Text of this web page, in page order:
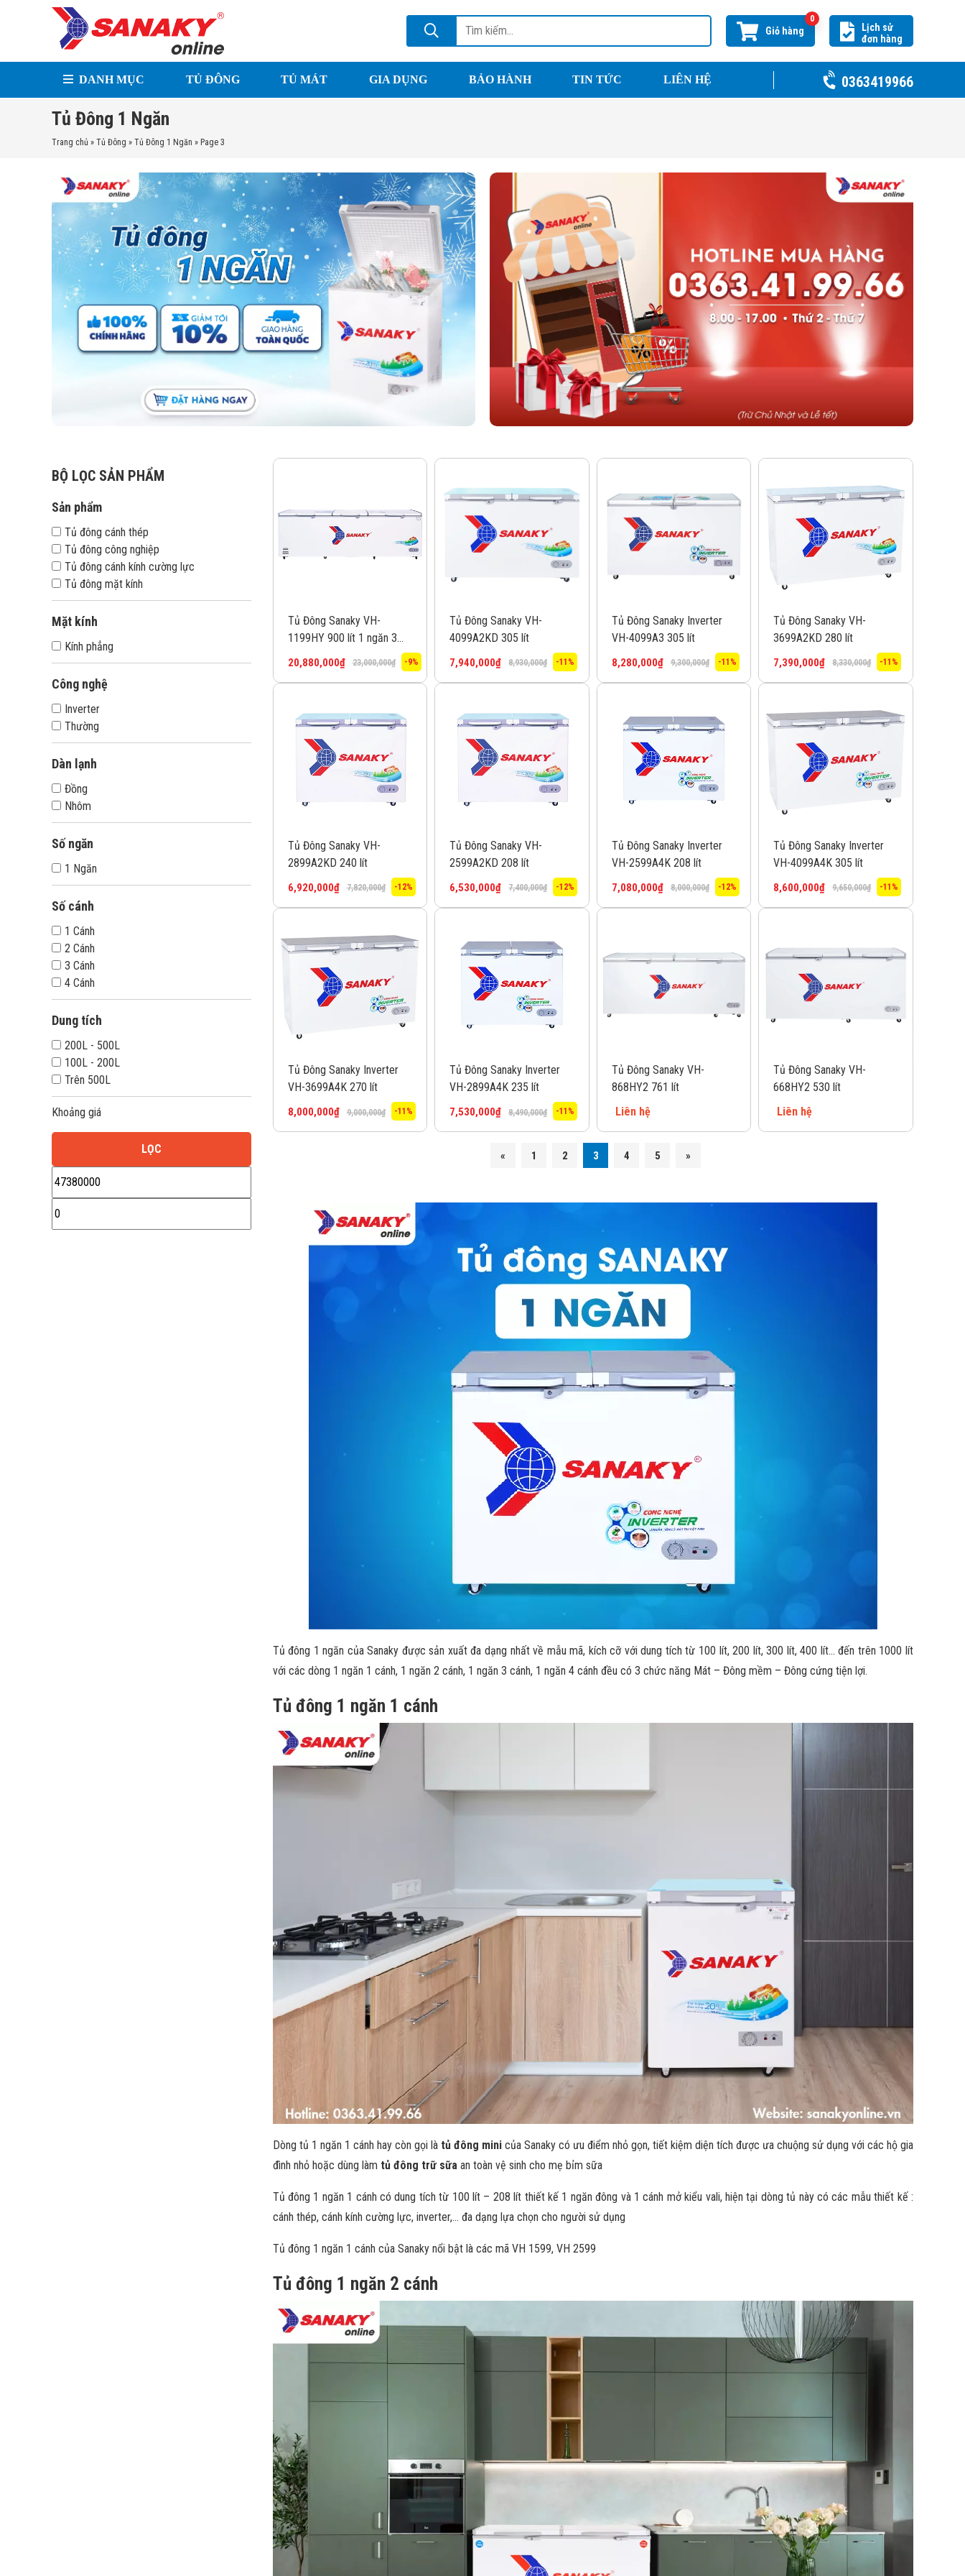
Giỏ hàng
0
Lịch sử
đơn hàng
DANH MỤC TỦ ĐÔNG TỦ MÁT GIA DỤNG BẢO HÀNH TIN TỨC LIÊN HỆ 0363419966
Tủ Đông 1 Ngăn
Trang chủ » Tủ Đông » Tủ Đông 1 Ngăn » Page 3
BỘ LỌC SẢN PHẨM
Sản phẩm
Tủ đông cánh thép
Tủ đông công nghiệp
Tủ đông cánh kính cường lực
Tủ đông mặt kính
Mặt kính
Kính phẳng
Công nghệ
Inverter
Thường
Dàn lạnh
Đồng
Nhôm
Số ngăn
1 Ngăn
Số cánh
1 Cánh
2 Cánh
3 Cánh
4 Cánh
Dung tích
200L - 500L
100L - 200L
Trên 500L
Khoảng giá
thấp
cao
LỌC
Tủ Đông Sanaky VH-
1199HY 900 lít 1 ngăn 3
cánh
23,000,000₫
20,880,000₫ -9%
Tủ Đông Sanaky VH-
4099A2KD 305 lít
8,930,000₫
7,940,000₫ -11%
Tủ Đông Sanaky Inverter
VH-4099A3 305 lít
9,300,000₫
8,280,000₫ -11%
Tủ Đông Sanaky VH-
3699A2KD 280 lít
8,330,000₫
7,390,000₫ -11%
Tủ Đông Sanaky VH-
2899A2KD 240 lít
7,820,000₫
6,920,000₫ -12%
Tủ Đông Sanaky VH-
2599A2KD 208 lít
7,400,000₫
6,530,000₫ -12%
Tủ Đông Sanaky Inverter
VH-2599A4K 208 lít
8,000,000₫
7,080,000₫ -12%
Tủ Đông Sanaky Inverter
VH-4099A4K 305 lít
9,650,000₫
8,600,000₫ -11%
Tủ Đông Sanaky Inverter
VH-3699A4K 270 lít
9,000,000₫
8,000,000₫ -11%
Tủ Đông Sanaky Inverter
VH-2899A4K 235 lít
8,490,000₫
7,530,000₫ -11%
Tủ Đông Sanaky VH-
868HY2 761 lít
Liên hệ
Tủ Đông Sanaky VH-
668HY2 530 lít
Liên hệ
« 1 2 3 4 5 »
Tủ đông 1 ngăn của Sanaky được sản xuất đa dạng nhất về mẫu mã, kích cỡ với dung tích từ 100 lít, 200 lít, 300 lít, 400 lít… đến trên 1000 lít
với các dòng 1 ngăn 1 cánh, 1 ngăn 2 cánh, 1 ngăn 3 cánh, 1 ngăn 4 cánh đều có 3 chức năng Mát – Đông mềm – Đông cứng tiện lợi.
Tủ đông 1 ngăn 1 cánh
Dòng tủ 1 ngăn 1 cánh hay còn gọi là tủ đông minicủa Sanaky có ưu điểm nhỏ gọn, tiết kiệm diện tích được ưa chuộng sử dụng với các hộ gia
đình nhỏ hoặc dùng làm tủ đông trữ sữaan toàn vệ sinh cho mẹ bỉm sữa
Tủ đông 1 ngăn 1 cánh có dung tích từ 100 lít – 208 lít thiết kế 1 ngăn đông và 1 cánh mở kiểu vali, hiện tại dòng tủ này có các mẫu thiết kế :
cánh thép, cánh kính cường lực, inverter,… đa dạng lựa chọn cho người sử dụng
Tủ đông 1 ngăn 1 cánh của Sanaky nổi bật là các mã VH 1599, VH 2599
Tủ đông 1 ngăn 2 cánh